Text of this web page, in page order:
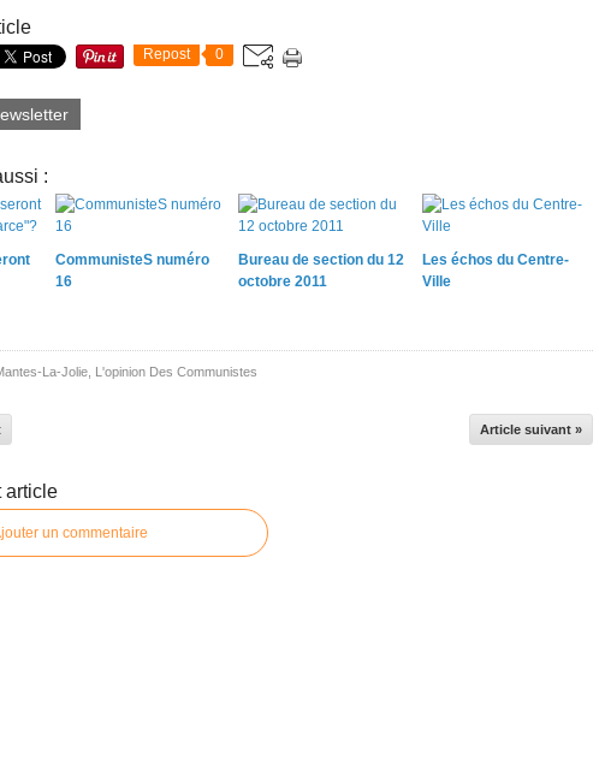
Repost 0
:
CommunisteS numéro
16
Bureau de section du 12
octobre 2011
Les échos du Centre-
Ville
La-Jolie L'opinion Des Communistes
Article suivant »
article
un commentaire